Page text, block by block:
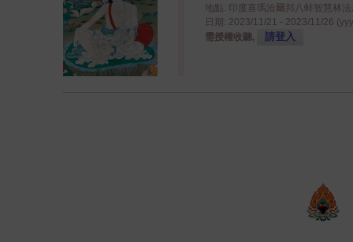
地點: 印度喜瑪洽爾邦八蚌智慧林
日期: 2023/11/21 - 2023/11/26
需授權收聽,
請登入